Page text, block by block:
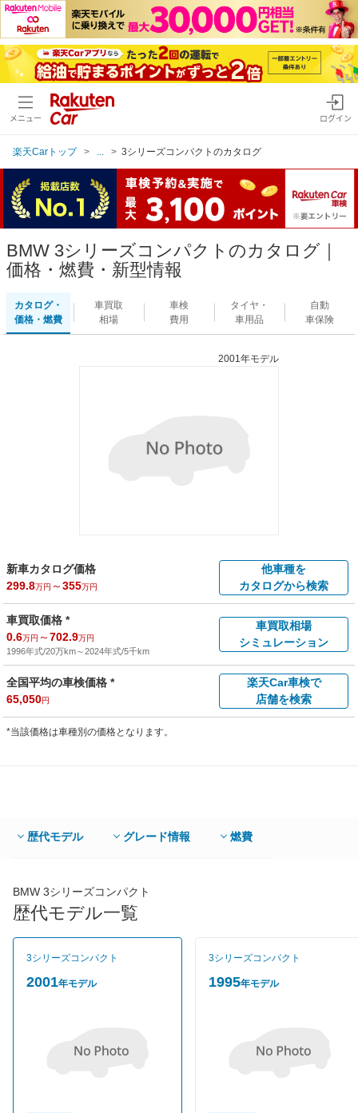
メニュー ログイン
楽天Carトップ 3シリーズコンパクトのカタログ
BMW 3シリーズコンパクトのカタログ｜
価格・燃費・新型情報
カタログ・
価格・燃費
車買取
相場
車検
費用
タイヤ・
車用品
自動
車保険
2001年モデル
新車カタログ価格
299.8万円 ～355万円
他車種を
カタログから検索
車買取価格 *
0.6万円 ～702.9万円
1996年式/20万km～2024年式/5千km
車買取相場
シミュレーション
全国平均の車検価格 *
65,050円
楽天Car車検で
店舗を検索
*当該価格は車種別の価格となります。
歴代モデル グレード情報 燃費
BMW 3シリーズコンパクト
歴代モデル一覧
3シリーズコンパクト
2001年モデル
3シリーズコンパクト
1995年モデル